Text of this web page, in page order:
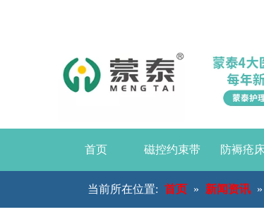
首页 磁控约束带 防褥疮
当前所在位置: 首页 » 新闻资讯 »